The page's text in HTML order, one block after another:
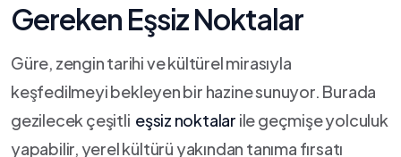
Gereken Eşsiz Noktalar
Güre, ‌zengin ⁣tarihi ​ve kültürel mirasıyla
keşfedilmeyi bekleyen⁣ bir hazine sunuyor. ​Burada
gezilecek çeşitli ⁣ eşsiz⁣ noktalar ile geçmişe yolculuk⁤
yapabilir,⁢ yerel kültürü ‍yakından tanıma fırsatı⁤